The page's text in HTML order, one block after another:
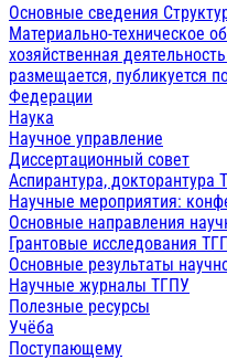
Основные сведения
Материально-техническое
хозяйственная деятельность
размещается, публикуется
Федерации
Наука
Научное управление
Диссертационный совет
Аспирантура, докторантура
Научные мероприятия:
Основные направления
Грантовые исследования
Основные результаты
Научные журналы ТГПУ
Полезные ресурсы
Учёба
Поступающему